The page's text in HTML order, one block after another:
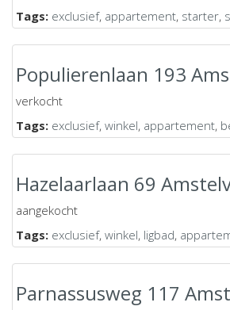
Tags: exclusief, appartement, starter,
Populierenlaan 193
verkocht
Tags: exclusief, winkel, appartement,
Hazelaarlaan 69
aangekocht
Tags: exclusief, winkel, ligbad,
Parnassusweg 117